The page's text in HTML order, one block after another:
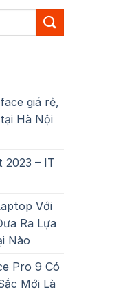
giá rẻ,
Hà Nội
2023 – IT
Với
Ra Lựa
Nào
Pro 9 Có
Mới Là